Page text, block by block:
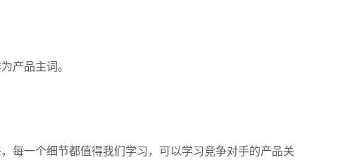
产品主词。
每一个细节都值得我们学习，可以学习竞争对手的产品关